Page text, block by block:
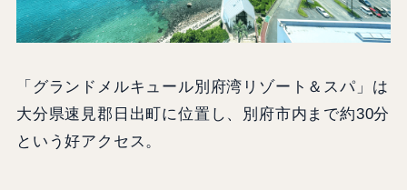
「グランドメルキュール別府湾リゾート＆スパ」は
大分県速見郡日出町に位置し、別府市内まで約30分
という好アクセス。